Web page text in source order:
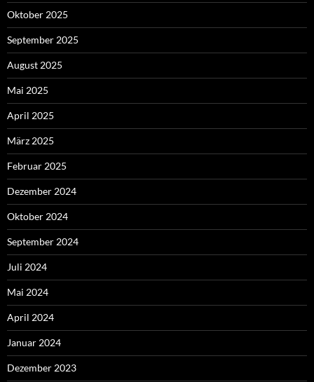
Oktober 2025
September 2025
August 2025
Mai 2025
April 2025
März 2025
Februar 2025
Dezember 2024
Oktober 2024
September 2024
Juli 2024
Mai 2024
April 2024
Januar 2024
Dezember 2023